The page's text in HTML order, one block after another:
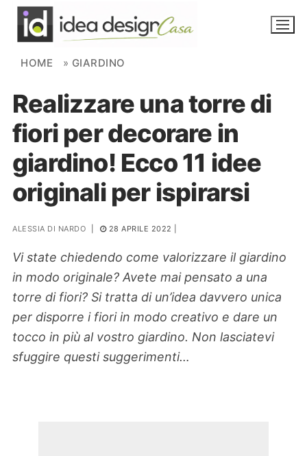
Skip to content
NOVITÀ
AMBIENTI
FAI DA TE
PIANTE
Ortaggio
HOME » GIARDINO
Realizzare una torre di
fiori per decorare in
giardino! Ecco 11 idee
originali per ispirarsi
ALESSIA DI NARDO 28 APRILE 2022
Vi state chiedendo come valorizzare il giardino
in modo originale? Avete mai pensato a una
torre di fiori? Si tratta di un’idea davvero unica
per disporre i fiori in modo creativo e dare un
tocco in più al vostro giardino. Non lasciatevi
sfuggire questi suggerimenti…